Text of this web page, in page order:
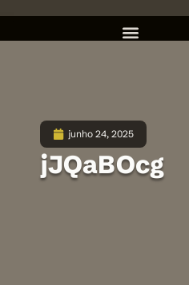
junho 24, 2025
jJQaBOcg